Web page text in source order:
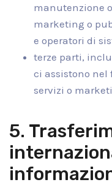
manutenzione
marketing o
e operatori di
terze parti,
ci assistono
servizi o
5.